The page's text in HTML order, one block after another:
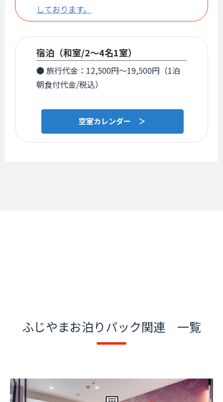
しております。
宿泊（和室/2～4名1室）
● 旅行代金：12,500円～19,500円（1泊
朝食付代金/税込）
空室カレンダー ＞
ふじやまお泊りパック関連 一覧